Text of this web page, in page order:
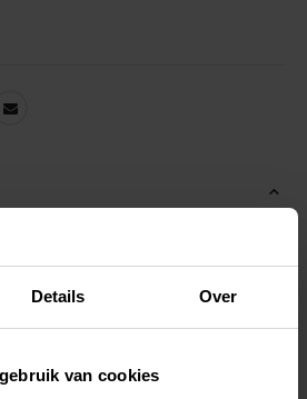
Details Over
van cookies
voor uw interieur. De PVC
en samen met de subtiele v-
rustige uitstraling. Op de
kleurnuances, de vloer een zeer